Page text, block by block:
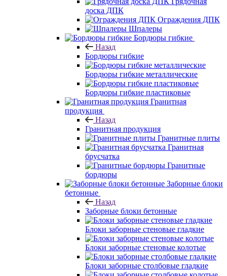
доска ДПК
Ограждения ДПК
Шпалеры
Бордюры гибкие
Назад
Бордюры гибкие
Бордюры гибкие металлические
Бордюры гибкие пластиковые
Гранитная
продукция
Назад
Гранитная продукция
Гранитные плиты
Гранитная
брусчатка
Гранитные
бордюры
Заборные блоки
бетонные
Назад
Заборные блоки бетонные
Блоки заборные стеновые гладкие
Блоки заборные стеновые колотые
Блоки заборные столбовые гладкие